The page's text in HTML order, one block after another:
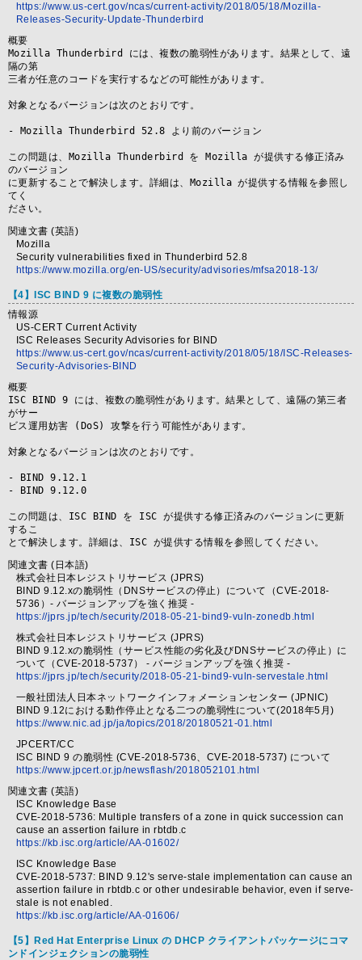
https://www.us-cert.gov/ncas/current-activity/2018/05/18/Mozilla-
Releases-Security-Update-Thunderbird
概要
Mozilla Thunderbird には、複数の脆弱性があります。結果として、遠
隔の第
三者が任意のコードを実行するなどの可能性があります。
対象となるバージョンは次のとおりです。
- Mozilla Thunderbird 52.8 より前のバージョン
この問題は、Mozilla Thunderbird を Mozilla が提供する修正済み
のバージョン
に更新することで解決します。詳細は、Mozilla が提供する情報を参照し
てく
ださい。
関連文書 (英語)
Mozilla
Security vulnerabilities fixed in Thunderbird 52.8
https://www.mozilla.org/en-US/security/advisories/mfsa2018-13/
【4】ISC BIND 9 に複数の脆弱性
情報源
US-CERT Current Activity
ISC Releases Security Advisories for BIND
https://www.us-cert.gov/ncas/current-activity/2018/05/18/ISC-Releases-
Security-Advisories-BIND
概要
ISC BIND 9 には、複数の脆弱性があります。結果として、遠隔の第三者
がサー
ビス運用妨害 (DoS) 攻撃を行う可能性があります。
対象となるバージョンは次のとおりです。
- BIND 9.12.1
- BIND 9.12.0
この問題は、ISC BIND を ISC が提供する修正済みのバージョンに更新
するこ
とで解決します。詳細は、ISC が提供する情報を参照してください。
関連文書 (日本語)
株式会社日本レジストリサービス (JPRS)
BIND 9.12.xの脆弱性（DNSサービスの停止）について（CVE-2018-
5736）- バージョンアップを強く推奨 -
https://jprs.jp/tech/security/2018-05-21-bind9-vuln-zonedb.html
株式会社日本レジストリサービス (JPRS)
BIND 9.12.xの脆弱性（サービス性能の劣化及びDNSサービスの停止）に
ついて（CVE-2018-5737） - バージョンアップを強く推奨 -
https://jprs.jp/tech/security/2018-05-21-bind9-vuln-servestale.html
一般社団法人日本ネットワークインフォメーションセンター (JPNIC)
BIND 9.12における動作停止となる二つの脆弱性について(2018年5月)
https://www.nic.ad.jp/ja/topics/2018/20180521-01.html
JPCERT/CC
ISC BIND 9 の脆弱性 (CVE-2018-5736、CVE-2018-5737) について
https://www.jpcert.or.jp/newsflash/2018052101.html
関連文書 (英語)
ISC Knowledge Base
CVE-2018-5736: Multiple transfers of a zone in quick succession can
cause an assertion failure in rbtdb.c
https://kb.isc.org/article/AA-01602/
ISC Knowledge Base
CVE-2018-5737: BIND 9.12's serve-stale implementation can cause an
assertion failure in rbtdb.c or other undesirable behavior, even if serve-
stale is not enabled.
https://kb.isc.org/article/AA-01606/
【5】Red Hat Enterprise Linux の DHCP クライアントパッケージにコマ
ンドインジェクションの脆弱性